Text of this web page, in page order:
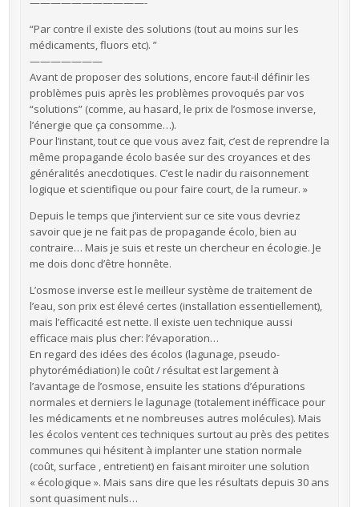
“Par contre il existe des solutions (tout au moins sur les
médicaments, fluors etc). ”
———————
Avant de proposer des solutions, encore faut-il définir les
problèmes puis après les problèmes provoqués par vos
“solutions” (comme, au hasard, le prix de l’osmose inverse,
l’énergie que ça consomme…).
Pour l’instant, tout ce que vous avez fait, c’est de reprendre la
même propagande écolo basée sur des croyances et des
généralités anecdotiques. C’est le nadir du raisonnement
logique et scientifique ou pour faire court, de la rumeur. »
Depuis le temps que j’intervient sur ce site vous devriez
savoir que je ne fait pas de propagande écolo, bien au
contraire… Mais je suis et reste un chercheur en écologie. Je
me dois donc d’être honnête.
L’osmose inverse est le meilleur système de traitement de
l’eau, son prix est élevé certes (installation essentiellement),
mais l’efficacité est nette. Il existe uen technique aussi
efficace mais plus cher: l’évaporation…
En regard des idées des écolos (lagunage, pseudo-
phytorémédiation) le coût / résultat est largement à
l’avantage de l’osmose, ensuite les stations d’épurations
normales et derniers le lagunage (totalement inéfficace pour
les médicaments et ne nombreuses autres molécules). Mais
les écolos ventent ces techniques surtout au près des petites
communes qui hésitent à implanter une station normale
(coût, surface , entretient) en faisant miroiter une solution
« écologique ». Mais sans dire que les résultats depuis 30 ans
sont quasiment nuls…